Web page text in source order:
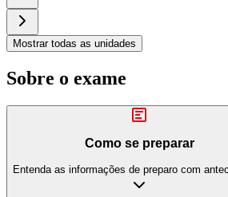
Mostrar todas as unidades
Sobre o exame
Como se preparar
Entenda as informações de preparo com